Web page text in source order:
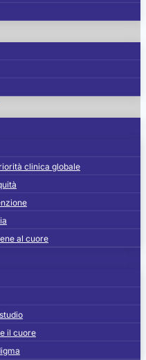
clinica globale
al cuore
il cuore